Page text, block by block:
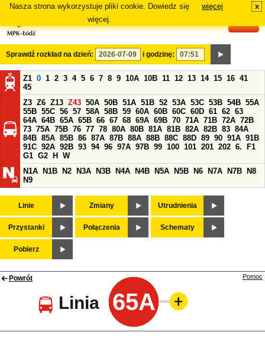
Nasza strona wykorzystuje pliki cookie. Dowiedz się
więcej.
więcej x
Sprawdź rozkład na dzień: i godzinę:
Z1 0 1 2 3 4 5 6 7 8 9 10A 10B 11 12 13 14 15 16 41
45
Z3 Z6 Z13 Z43 50A 50B 51A 51B 52 53A 53C 53B 54B 55A
55B 55C 56 57 58A 58B 59 60A 60B 60C 60D 61 62 63
64A 64B 65A 65B 66 67 68 69A 69B 70 71A 71B 72A 72B
73 75A 75B 76 77 78 80A 80B 81A 81B 82A 82B 83 84A
84B 85A 85B 86 87A 87B 88A 88B 88C 88D 89 90 91A 91B
91C 92A 92B 93 94 96 97A 97B 99 100 101 201 202 6.
F1
G1 G2 H
W
N1A
N1B N2 N3A N3B N4A N4B N5A N5B N6 N7A N7B
N8
N9
Linie Zmiany Utrudnienia
Przystanki Połączenia Schematy
Pobierz
Powrót
Linia 65A
Pomoc